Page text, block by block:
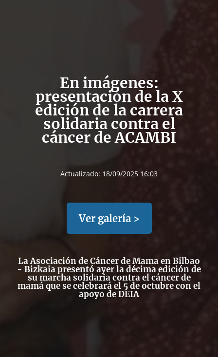
En imágenes:
presentación de la X
edición de la carrera
solidaria contra el
cáncer de ACAMBI
Actualizado: 18/09/2025 16:03
Ver galería >
La Asociación de Cáncer de Mama en Bilbao
- Bizkaia presentó ayer la décima edición de
su marcha solidaria contra el cáncer de
mamá que se celebrará el 5 de octubre con el
apoyo de DEIA